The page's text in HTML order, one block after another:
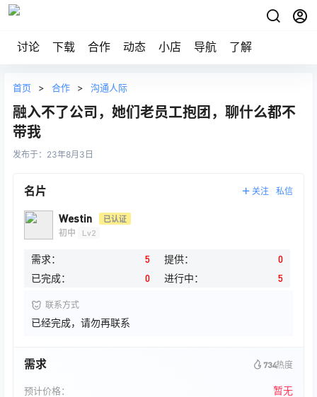
讨论 下载 合作 动态 小店 导航 了解
首页 > 合作 > 沟通人际
融入不了公司，她们老员工抱团，聊什么都不
带我
发布于： 23年8月3日
名片 关注 私信
Westin 已认证
初中 Lv2
需求： 5 提供：
0
已完成：
0 进行中： 5
联系方式
已经完成，请勿再联系
需求 734热度
预计价格： 暂无